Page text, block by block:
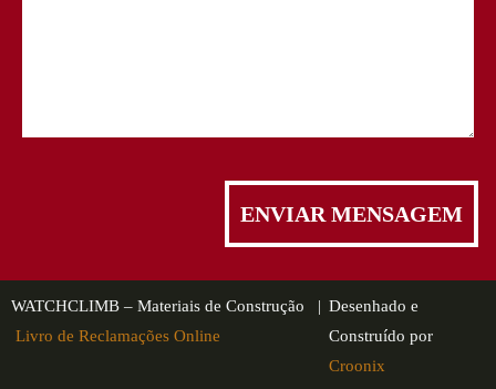
WATCHCLIMB – Materiais de Construção |
Livro de Reclamações Online
Desenhado e
Construído por
Croonix